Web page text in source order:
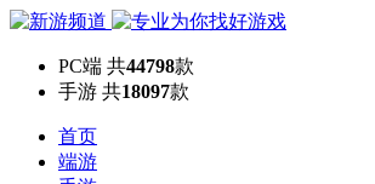
PC端 共44798款
手游 共18097款
首页
端游